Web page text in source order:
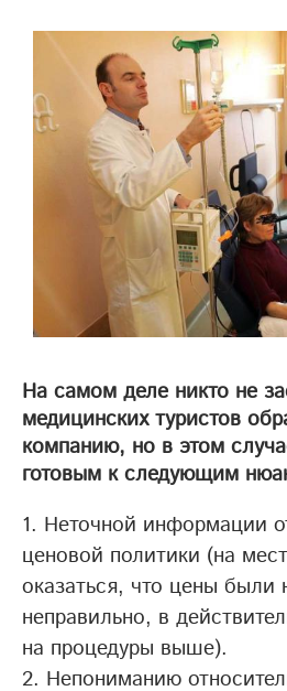
На самом деле никто не
медицинских туристов
компанию, но в этом
готовым к следующим
Неточной информации
ценовой политики (на
оказаться, что цены были
неправильно, в
на процедуры выше).
Непониманию